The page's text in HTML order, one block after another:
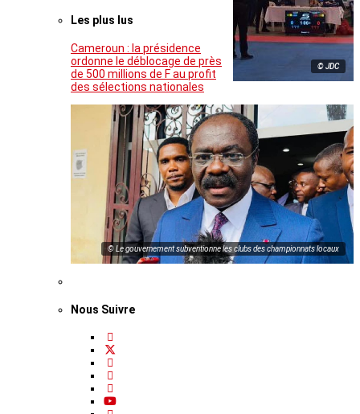
© JDC
Les plus lus
Cameroun : la présidence
ordonne le déblocage de près
de 500 millions de F au profit
des sélections nationales
© Le gouvernement subventionne les clubs des championnats locaux
Nous Suivre